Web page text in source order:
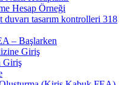
Hesap Örneği
tasarım kontrolleri 318
– Başlarken
Giriş
Giriş